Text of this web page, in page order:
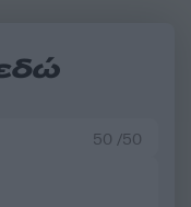
50 /50